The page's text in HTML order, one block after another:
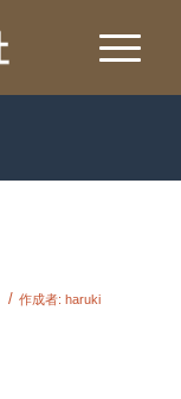
/ 作成者: haruki